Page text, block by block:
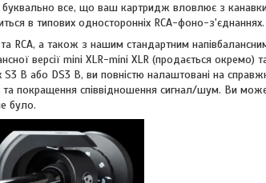
буквально все, що ваш картридж вловлює з
в типових односторонніх RCA-фоно-з'єднаннях.
RCA, а також з нашим стандартним
версії mini XLR-mini XLR (продається окремо)
B або DS3 B, ви повністю налаштовані на
покращення співвідношення сигнал/шум. Ви
було.